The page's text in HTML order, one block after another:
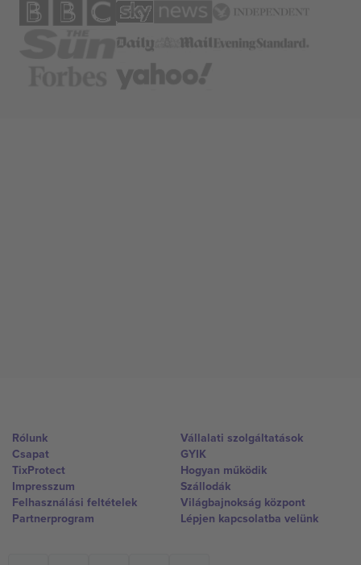
Rólunk
Csapat
TixProtect
Impresszum
Felhasználási feltételek
Partnerprogram
Vállalati szolgáltatások
GYIK
Hogyan működik
Szállodák
Világbajnokság központ
Lépjen kapcsolatba velünk